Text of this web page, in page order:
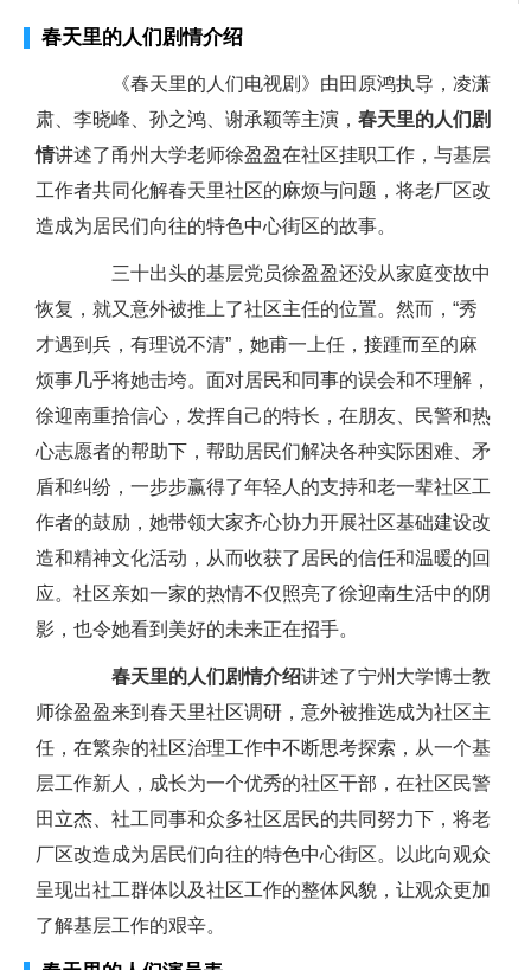
春天里的人们剧情介绍
《春天里的人们电视剧》由田原鸿执导，凌潇
肃、李晓峰、孙之鸿、谢承颖等主演，春天里的人们剧
情讲述了甬州大学老师徐盈盈在社区挂职工作，与基层
工作者共同化解春天里社区的麻烦与问题，将老厂区改
造成为居民们向往的特色中心街区的故事。
三十出头的基层党员徐盈盈还没从家庭变故中
恢复，就又意外被推上了社区主任的位置。然而，“秀
才遇到兵，有理说不清”，她甫一上任，接踵而至的麻
烦事几乎将她击垮。面对居民和同事的误会和不理解，
徐迎南重拾信心，发挥自己的特长，在朋友、民警和热
心志愿者的帮助下，帮助居民们解决各种实际困难、矛
盾和纠纷，一步步赢得了年轻人的支持和老一辈社区工
作者的鼓励，她带领大家齐心协力开展社区基础建设改
造和精神文化活动，从而收获了居民的信任和温暖的回
应。社区亲如一家的热情不仅照亮了徐迎南生活中的阴
影，也令她看到美好的未来正在招手。
春天里的人们剧情介绍讲述了宁州大学博士教
师徐盈盈来到春天里社区调研，意外被推选成为社区主
任，在繁杂的社区治理工作中不断思考探索，从一个基
层工作新人，成长为一个优秀的社区干部，在社区民警
田立杰、社工同事和众多社区居民的共同努力下，将老
厂区改造成为居民们向往的特色中心街区。以此向观众
呈现出社工群体以及社区工作的整体风貌，让观众更加
了解基层工作的艰辛。